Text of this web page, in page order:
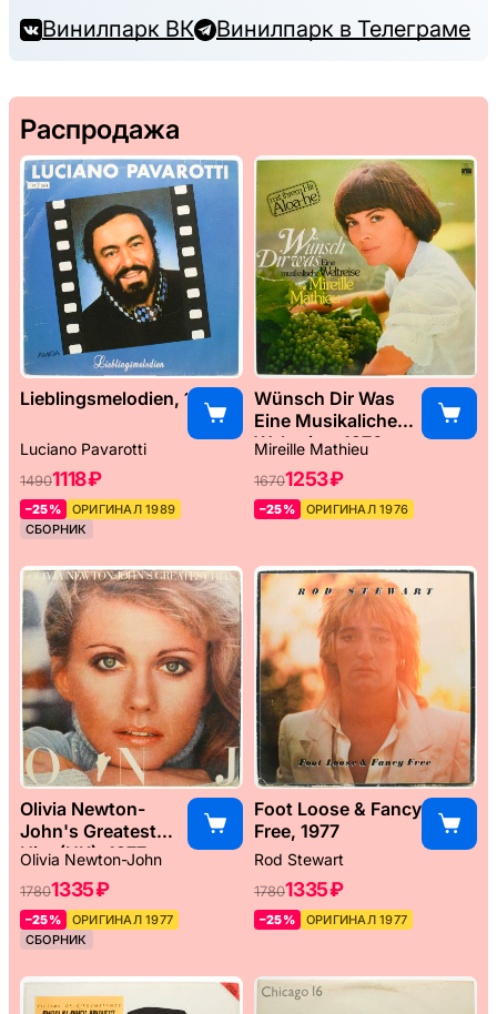
Винилпарк ВК Винилпарк в Телеграме
Распродажа
Lieblingsmelodien, 1989
Luciano Pavarotti
14901118 ₽
–25%
ОРИГИНАЛ 1989
СБОРНИК
Wünsch Dir Was
Eine Musikaliche
Weltreise, 1976
Mireille Mathieu
16701253 ₽
–25% ОРИГИНАЛ 1976
Olivia Newton-
John's Greatest
Hits (UK), 1977
Olivia Newton-John
17801335 ₽
–25%
ОРИГИНАЛ 1977
СБОРНИК
Foot Loose & Fancy
Free, 1977
Rod Stewart
17801335 ₽
–25% ОРИГИНАЛ 1977